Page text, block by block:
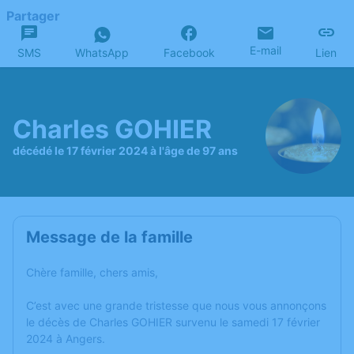
Partager
SMS WhatsApp Facebook E-mail Lien
Charles GOHIER
décédé le 17 février 2024 à l'âge de 97 ans
Message de la famille
Chère famille, chers amis,
C’est avec une grande tristesse que nous vous annonçons
le décès de Charles GOHIER survenu le samedi 17 février
2024 à Angers.